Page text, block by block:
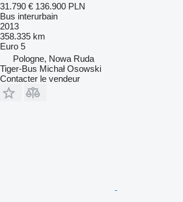
31.790 € 136.900 PLN
Bus interurbain
2013
358.335 km
Euro 5
Pologne, Nowa Ruda
Tiger-Bus Michał Osowski
Contacter le vendeur